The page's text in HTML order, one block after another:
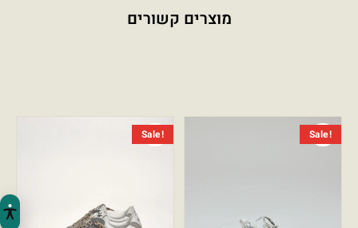
מוצרים קשורים
Sale!
המחיר המקורי היה: ₪899.00.
המחיר הנוכחי הוא: ₪449.00.
Sale!